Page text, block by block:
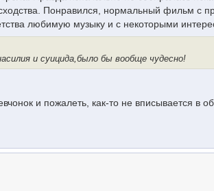
Понравился, нормальный фильм с
любимую музыку и с некоторыми
и суицида,было бы вообще чудесно!
и пожалеть, как-то не вписывается в